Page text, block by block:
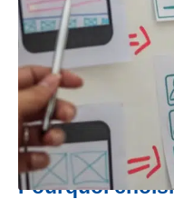
Pourquoi